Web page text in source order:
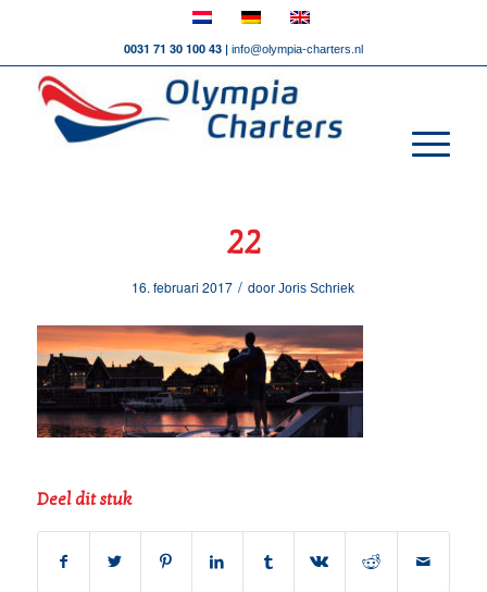
0031 71 30 100 43 | info@olympia-charters.nl
22
16. februari 2017 / doorJoris Schriek
Deel dit stuk